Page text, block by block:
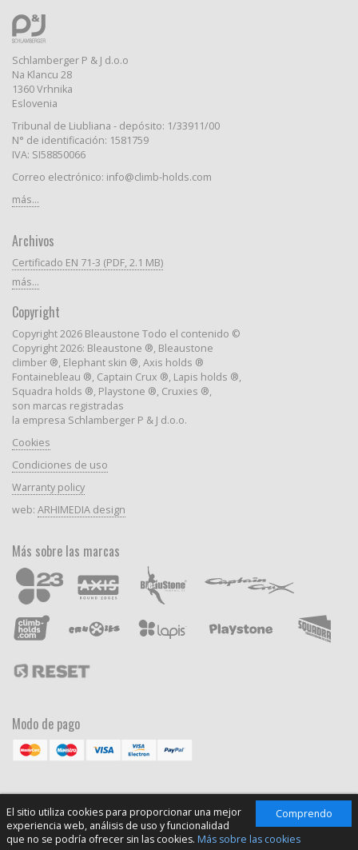
Comprendo
El sitio utiliza cookies para proporcionar una mejor
experiencia web, análisis de uso y funcionalidad
que no se podría ofrecer sin las cookies. Más sobre las cookies
Schlamberger P & J d.o.o
Na Klancu 28
1360 Vrhnika
Eslovenia
Tribunal de Liubliana - depósito: 1/33911/00
N° de identificación: 1581759
IVA: SI58850066
Correo electrónico: info@climb-holds.com
más...
Archivos
Certificado EN 71-3 (PDF, 2.1 MB)
más...
Copyright
Copyright 2026 Bleaustone Todo el contenido ©
Copyright 2026: Bleaustone ®, Bleaustone
climber ®, Elephant skin ®, Axis holds ®
Fontainebleau ®, Captain Crux ®, Lapis holds ®,
Squadra holds ®, Playstone ®, Cruxies ®,
son marcas registradas
la empresa Schlamberger P & J d.o.o.
Cookies
Condiciones de uso
Warranty policy
web: ARHIMEDIA design
Más sobre las marcas
Modo de pago